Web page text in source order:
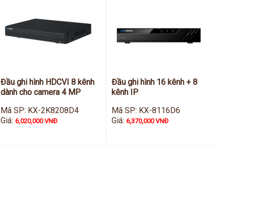
Đầu ghi hình HDCVI 8 kênh
dành cho camera 4 MP
Mã SP: KX-2K8208D4
Giá:6,020,000 VNĐ
Đầu ghi hình 16 kênh + 8
kênh IP
Mã SP: KX-8116D6
Giá:6,370,000 VNĐ